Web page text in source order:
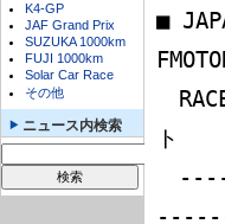
K4-GP
JAF Grand Prix
SUZUKA 1000km
FUJI 1000km
Solar Car Race
その他
ニュース内検索
■
ト　